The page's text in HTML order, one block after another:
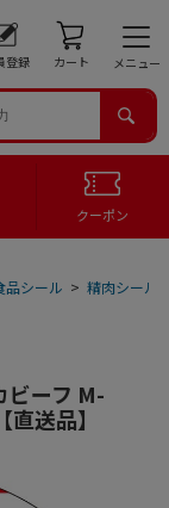
登録 カート メニュー
クーポン
品シール > 精肉シール
ビーフ M-
送品】